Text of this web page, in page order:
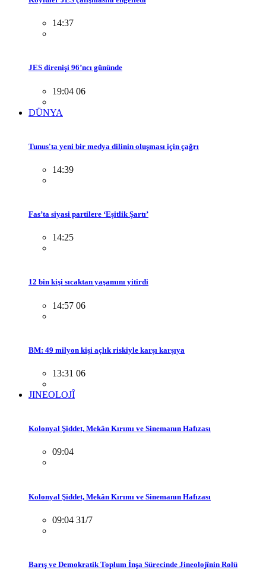
14:37
JES direnişi 96’ncı gününde
19:04 06
DÜNYA
Tunus'ta yeni bir medya dilinin oluşması için çağrı
14:39
Fas’ta siyasi partilere ‘Eşitlik Şartı’
14:25
12 bin kişi sıcaktan yaşamını yitirdi
14:57 06
BM: 49 milyon kişi açlık riskiyle karşı karşıya
13:31 06
JINEOLOJÎ
Kolonyal Şiddet, Mekân Kırımı ve Sinemanın Hafızası
09:04
Kolonyal Şiddet, Mekân Kırımı ve Sinemanın Hafızası
09:04 31/7
Barış ve Demokratik Toplum İnşa Sürecinde Jineolojînin Rolü